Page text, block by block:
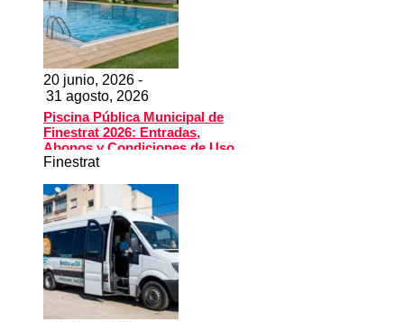
20 junio, 2026 -
31 agosto, 2026
Piscina Pública Municipal de
Finestrat 2026: Entradas,
Abonos y Condiciones de Uso
Finestrat